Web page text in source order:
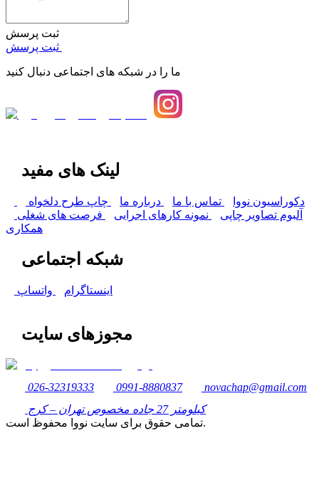
ثبت پرسش
ما را در شبکه های اجتماعی دنبال کنید
لینک های مفید
دکوراسیون نووا تماس با ما درباره ما
چاپ طرح دلخواه
آلبوم تصاویر چاپی
نمونه کارهای اجرایی
فرصت های شغلی
همکاری
شبکه اجتماعی
اینستاگرام واتساپ
مجوزهای سایت
026-32319333 0991-8880837
novachap@gmail.com
کیلومتر 27 جاده مخصوص تهران – کرج
تمامی حقوق برای سایت نووا محفوظ است.